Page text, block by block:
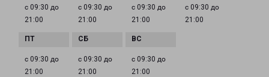
с 09:30 до
21:00
с 09:30 до
21:00
с 09:30 до
21:00
с 09:30 до
21:00
с 09:30 до
21:00
с 09:30 до
21:00
с 09:30 до
21:00